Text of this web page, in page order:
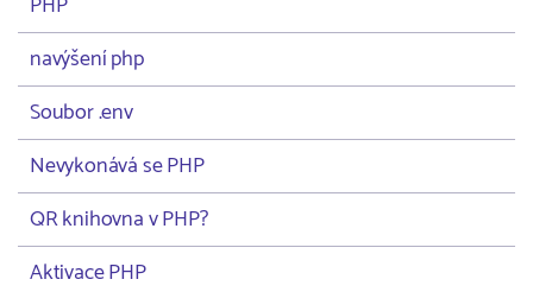
navýšení php
Soubor .env
Nevykonává se PHP
QR knihovna v PHP?
Aktivace PHP